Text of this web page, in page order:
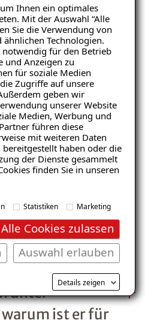
Ihnen ein optimales
Mit der Auswahl “Alle
Sie die Verwendung von
ähnlichen Technologien.
notwendig für den Betrieb
und Anzeigen zu
für soziale Medien
Zugriffe auf unsere
geben wir
unserer Website
Medien, Werbung und
führen diese
mit weiteren Daten
haben oder die
der Dienste gesammelt
finden Sie in unseren
Statistiken Marketing
Alle Cookies zulassen
Auswahl erlauben
Details zeigen
(historisches, unverputztes,
etc.)
Regionen in
die in
Anforderungen an den
für die Kölner Bucht mit
I). Die Ursachen
Feuchteeintritt in das
die Verwendung eines
oder
schadhafte Fugen oder
in der
unter
ist er für